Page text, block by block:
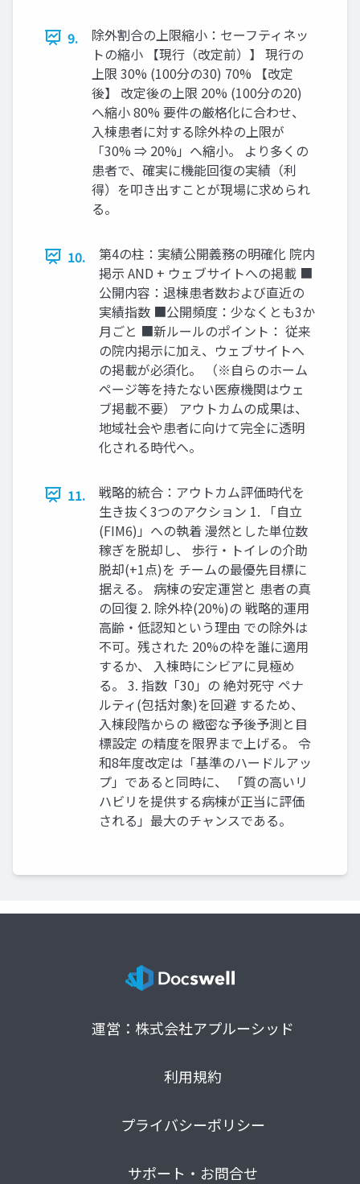
9.
除外割合の上限縮小：セーフティネッ
トの縮小 【現行（改定前）】 現行の
上限 30% (100分の30) 70% 【改定
後】 改定後の上限 20% (100分の20)
へ縮小 80% 要件の厳格化に合わせ、
入棟患者に対する除外枠の上限が
「30% ⇒ 20%」へ縮小。 より多くの
患者で、確実に機能回復の実績（利
得）を叩き出すことが現場に求められ
る。
10.
第4の柱：実績公開義務の明確化 院内
掲示 AND + ウェブサイトへの掲載 ■
公開内容：退棟患者数および直近の
実績指数 ■公開頻度：少なくとも3か
月ごと ■新ルールのポイント： 従来
の院内掲示に加え、ウェブサイトへ
の掲載が必須化。 （※自らのホーム
ページ等を持たない医療機関はウェ
ブ掲載不要） アウトカムの成果は、
地域社会や患者に向けて完全に透明
化される時代へ。
11.
戦略的統合：アウトカム評価時代を
生き抜く3つのアクション 1. 「自立
(FIM6)」への執着 漫然とした単位数
稼ぎを脱却し、 歩行・トイレの介助
脱却(+1点)を チームの最優先目標に
据える。 病棟の安定運営と 患者の真
の回復 2. 除外枠(20%)の 戦略的運用
高齢・低認知という理由 での除外は
不可。残された 20%の枠を誰に適用
するか、 入棟時にシビアに見極め
る。 3. 指数「30」の 絶対死守 ペナ
ルティ(包括対象)を回避 するため、
入棟段階からの 緻密な予後予測と目
標設定 の精度を限界まで上げる。 令
和8年度改定は「基準のハードルアッ
プ」であると同時に、 「質の高いリ
ハビリを提供する病棟が正当に評価
される」最大のチャンスである。
運営：株式会社アプルーシッド
利用規約
プライバシーポリシー
サポート・お問合せ